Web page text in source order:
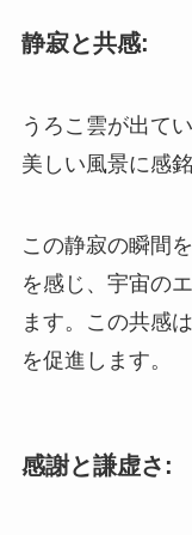
静寂と共感:
うろこ雲が出て
美しい風景に感
この静寂の瞬間
を感じ、宇宙の
ます。この共感
を促進します。
感謝と謙虚さ: